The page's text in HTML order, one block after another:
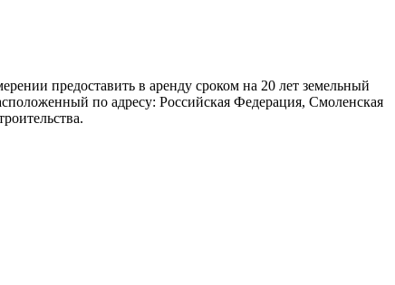
предоставить в аренду сроком на 20 лет земельный
по адресу: Российская Федерация, Смоленская